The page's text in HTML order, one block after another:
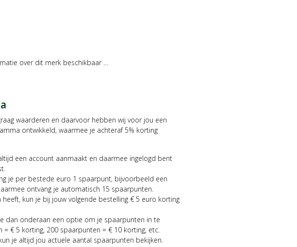
over dit merk beschikbaar …
waarderen en daarvoor hebben wij voor jou een
ontwikkeld, waarmee je achteraf 5% korting
een account aanmaakt en daarmee ingelogd bent
je per bestede euro 1 spaarpunt, bijvoorbeeld een
ontvang je automatisch 15 spaarpunten.
kun je bij jouw volgende bestelling € 5 euro korting
dan onderaan een optie om je spaarpunten in te
= € 5 korting, 200 spaarpunten = € 10 korting, etc.
je altijd jou actuele aantal spaarpunten bekijken.